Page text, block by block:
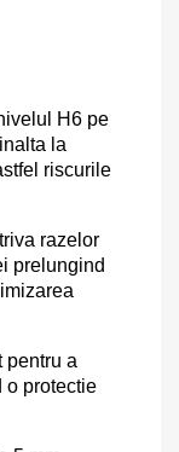
H6 pe
la
riscurile
razelor
prelungind
pentru a
o protectie